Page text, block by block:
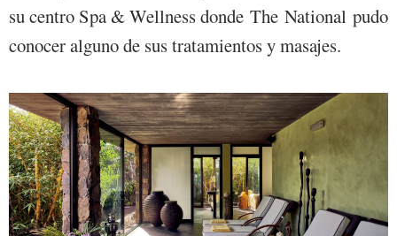
su centro Spa & Wellness donde The National pudo
conocer alguno de sus tratamientos y masajes.